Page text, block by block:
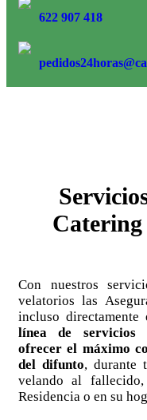
622 907 418
Con nuestros
velatorios las
incluso
línea de servicios
ofrecer el máximo
del difunto, durante
velando al
Residencia o en su